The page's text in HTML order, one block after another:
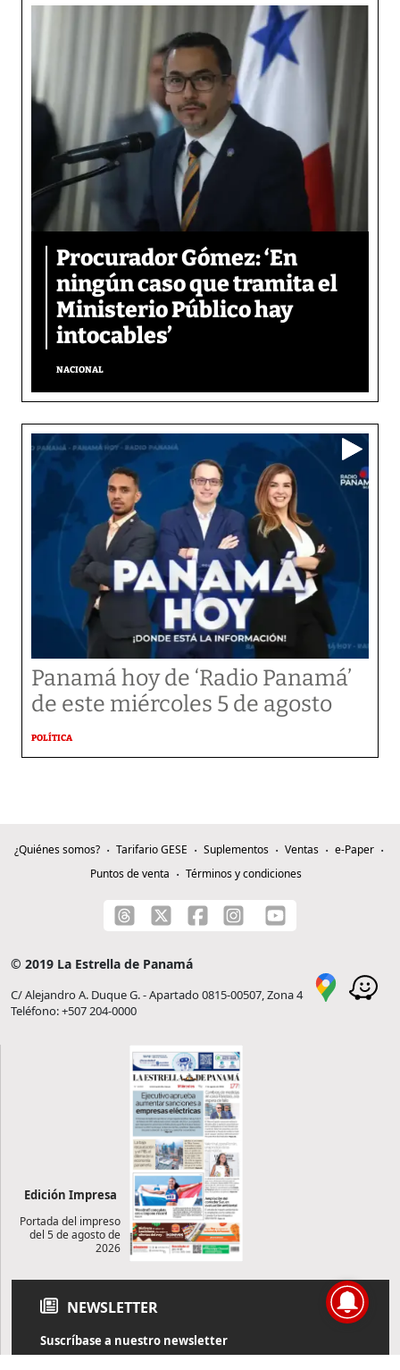
Procurador Gómez: ‘En
ningún caso que tramita el
Ministerio Público hay
intocables’
NACIONAL
Panamá hoy de ‘Radio Panamá’
de este miércoles 5 de agosto
POLÍTICA
¿Quiénes somos? Tarifario GESE Suplementos Ventas
e-Paper
Puntos de venta
Términos y condiciones
© 2019 La Estrella de Panamá
C/ Alejandro A. Duque G. - Apartado 0815-00507, Zona 4
Teléfono: +507 204-0000
Edición Impresa
Portada del impreso
del 5 de agosto de
2026
NEWSLETTER
Suscríbase a nuestro newsletter
Reciba diariamente información de actualidad directamente en